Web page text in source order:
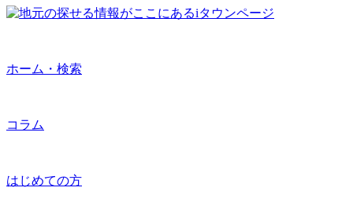
ホーム・検索
コラム
はじめての方